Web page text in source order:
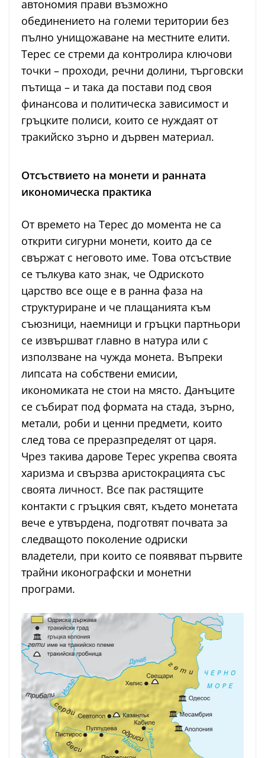
автономия прави възможно
обединението на големи територии без
пълно унищожаване на местните елити.
Терес се стреми да контролира ключови
точки – проходи, речни долини, търговски
пътища – и така да постави под своя
финансова и политическа зависимост и
гръцките полиси, които се нуждаят от
тракийско зърно и дървен материал.
Отсъствието на монети и ранната
икономическа практика
От времето на Терес до момента не са
открити сигурни монети, които да се
свържат с неговото име. Това отсъствие
се тълкува като знак, че Одриското
царство все още е в ранна фаза на
структуриране и че плащанията към
съюзници, наемници и гръцки партньори
се извършват главно в натура или с
използване на чужда монета. Въпреки
липсата на собствени емисии,
икономиката не стои на място. Данъците
се събират под формата на стада, зърно,
метали, роби и ценни предмети, които
след това се преразпределят от царя.
Чрез такива дарове Терес укрепва своята
харизма и свързва аристокрацията със
своята личност. Все пак растящите
контакти с гръцкия свят, където монетата
вече е утвърдена, подготвят почвата за
следващото поколение одриски
владетели, при които се появяват първите
трайни иконографски и монетни
програми.